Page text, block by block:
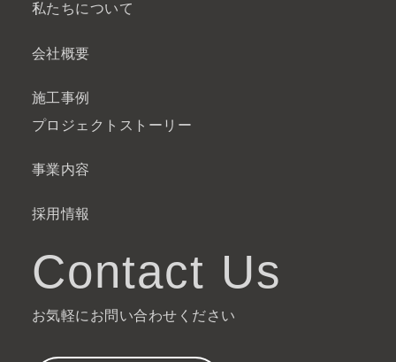
私たちについて
会社概要
施工事例
プロジェクトストーリー
事業内容
採用情報
Contact Us
お気軽にお問い合わせください